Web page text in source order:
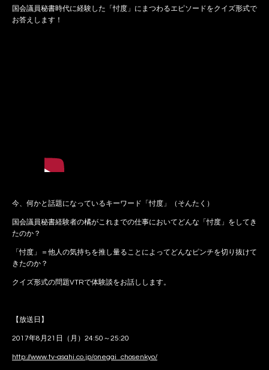
国会議員秘書時代に経験した「忖度」にまつわるエピソードをクイズ形式で
お答えします！
今、何かと話題になっているキーワード「忖度」（そんたく）
国会議員秘書経験者の橘がこれまでの仕事においてどんな「忖度」をしてき
たのか？
「忖度」＝他人の気持ちを推し量ることによってどんなピンチを切り抜けて
きたのか？
クイズ形式の問題VTRで体験談をお話しします。
【放送日】
2017年8月21日（月）24:50～25:20
http://www.tv-asahi.co.jp/onegai_chosenkyo/